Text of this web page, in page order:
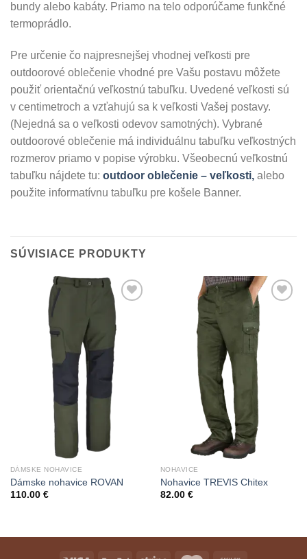
bundy alebo kabáty. Priamo na telo odporúčame funkčné
termoprádlo.
Pre určenie čo najpresnejšej vhodnej veľkosti pre
outdoorové oblečenie vhodné pre Vašu postavu môžete
použiť orientačnú veľkostnú tabuľku. Uvedené veľkosti sú
v centimetroch a vzťahujú sa k veľkosti Vašej postavy.
(Nejedná sa o veľkosti odevov samotných). Vybrané
outdoorové oblečenie má individuálnu tabuľku veľkostných
rozmerov priamo v popise výrobku. Všeobecnú veľkostnú
tabuľku nájdete tu: outdoor oblečenie – veľkosti, alebo
použite informatívnu tabuľku pre košele Banner.
SÚVISIACE PRODUKTY
Add to
DÁMSKE NOHAVICE
Dámske nohavice ROVAN
110.00 €
NOHAVICE
Nohavice TREVIS Chitex
82.00 €